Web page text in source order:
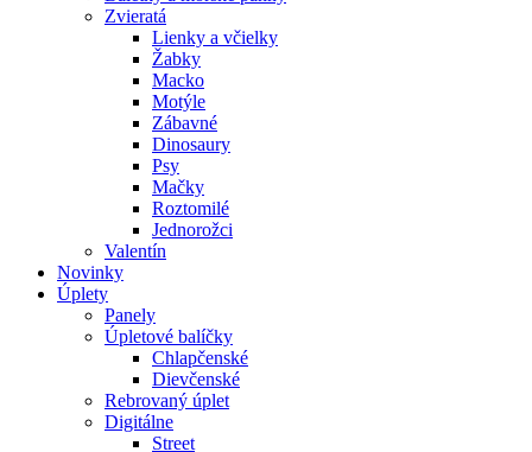
Zvieratá
Lienky a včielky
Žabky
Macko
Motýle
Zábavné
Dinosaury
Psy
Mačky
Roztomilé
Jednorožci
Valentín
Novinky
Úplety
Panely
Úpletové balíčky
Chlapčenské
Dievčenské
Rebrovaný úplet
Digitálne
Street